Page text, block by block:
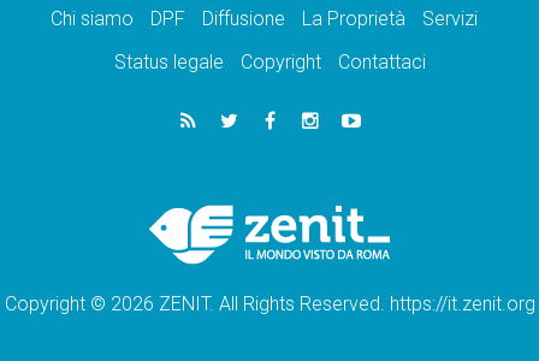
Chi siamo DPF Diffusione La Proprietà
Servizi
Status legale
Copyright Contattaci
Copyright © 2026 ZENIT. All Rights Reserved. https://it.zenit.org